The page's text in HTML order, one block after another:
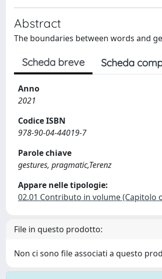
Abstract
The boundaries between words and
Scheda breve Scheda
Anno
2021
Codice ISBN
978-90-04-44019-7
Parole chiave
gestures, pragmatic,Terenz
Appare nelle tipologie:
02.01 Contributo in volume (Capitolo
File in questo prodotto:
Non ci sono file associati a questo